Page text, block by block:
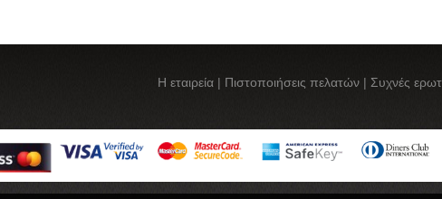
Η εταιρεία | Πιστοποιήσεις πελατών | Συχνές